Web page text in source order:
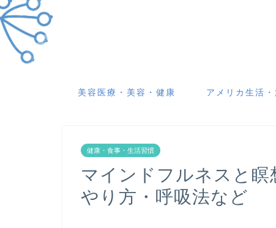
美容医療・美容・健康 アメリカ生活
健康・食事・生活習慣
マインドフルネスと瞑
やり方・呼吸法など